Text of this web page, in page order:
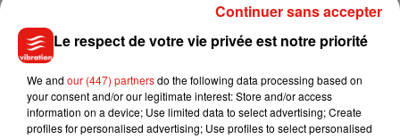
7 août 2026
Julien Lieb s’essaye à la vie de chatelain
dans son nouveau clip
Le respect de votre vie privée est notre priorité
We and our (447) partnersdo the following data processing based on
your consent and/or our legitimate interest: Store and/or access
information on a device; Use limited data to select advertising; Create
profiles for personalised advertising; Use profiles to select personalised
Continuer sans accepter